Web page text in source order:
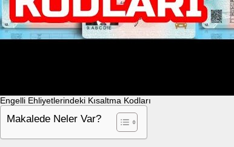
Engelli Ehliyetlerindeki Kısaltma Kodları
Makalede Neler Var?